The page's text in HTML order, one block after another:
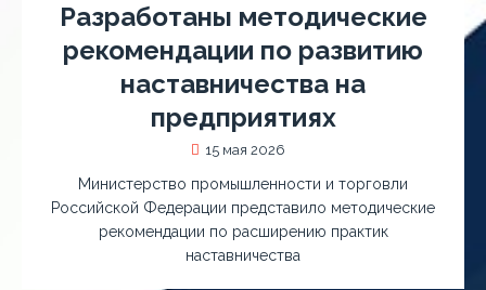
Разработаны методические
рекомендации по развитию
наставничества на
предприятиях
15 мая 2026
Министерство промышленности и торговли
Российской Федерации представило методические
рекомендации по расширению практик
наставничества